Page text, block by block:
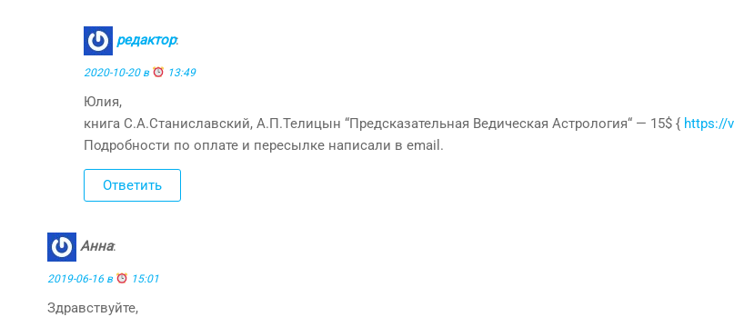
редактор:
2020-10-20 в 13:49
Юлия,
книга С.А.Станиславский, А.П.Телицын “Предсказательная Ведическая Астрология“ — 15$ { https://
Подробности по оплате и пересылке написали в email.
Ответить
Анна:
2019-06-16 в 15:01
Здравствуйте,